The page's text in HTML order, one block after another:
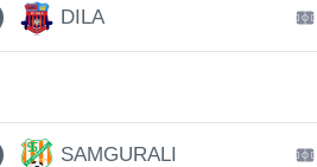
DILA
SAMGURALI